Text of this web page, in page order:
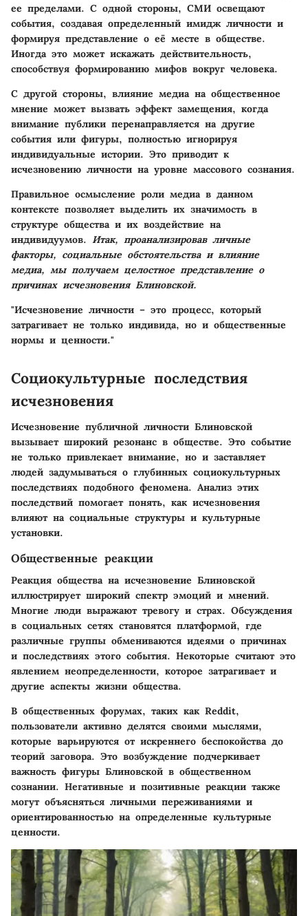
ее пределами. С одной стороны, СМИ освещают
события, создавая определенный имидж личности и
формируя представление о её месте в обществе.
Иногда это может искажать действительность,
способствуя формированию мифов вокруг человека.
С другой стороны, влияние медиа на общественное
мнение может вызвать эффект замещения, когда
внимание публики перенаправляется на другие
события или фигуры, полностью игнорируя
индивидуальные истории. Это приводит к
исчезновению личности на уровне массового сознания.
Правильное осмысление роли медиа в данном
контексте позволяет выделить их значимость в
структуре общества и их воздействие на
индивидуумов. Итак, проанализировав личные
факторы, социальные обстоятельства и влияние
медиа, мы получаем целостное представление о
причинах исчезновения Блиновской.
"Исчезновение личности – это процесс, который
затрагивает не только индивида, но и общественные
нормы и ценности."
Социокультурные последствия
исчезновения
Исчезновение публичной личности Блиновской
вызывает широкий резонанс в обществе. Это событие
не только привлекает внимание, но и заставляет
людей задумываться о глубинных социокультурных
последствиях подобного феномена. Анализ этих
последствий помогает понять, как исчезновения
влияют на социальные структуры и культурные
установки.
Общественные реакции
Реакция общества на исчезновение Блиновской
иллюстрирует широкий спектр эмоций и мнений.
Многие люди выражают тревогу и страх. Обсуждения
в социальных сетях становятся платформой, где
различные группы обмениваются идеями о причинах
и последствиях этого события. Некоторые считают это
явлением неопределенности, которое затрагивает и
другие аспекты жизни общества.
В общественных форумах, таких как Reddit,
пользователи активно делятся своими мыслями,
которые варьируются от искреннего беспокойства до
теорий заговора. Это возбуждение подчеркивает
важность фигуры Блиновской в общественном
сознании. Негативные и позитивные реакции также
могут объясняться личными переживаниями и
ориентированностью на определенные культурные
ценности.